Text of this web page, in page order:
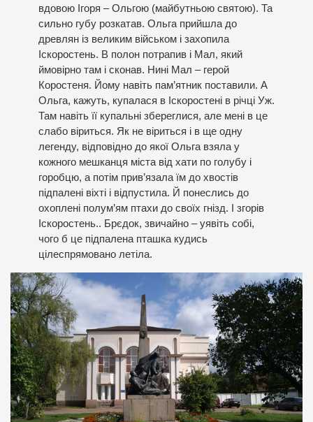
вдовою Ігоря – Ольгою (майбутньою святою). Та
сильно губу розкатав. Ольга прийшла до
древлян із великим військом і захопила
Іскоростень. В полон потрапив і Мал, який
ймовірно там і сконав. Нині Мал – герой
Коростеня. Йому навіть пам’ятник поставили. А
Ольга, кажуть, купалася в Іскоростені в річці Уж.
Там навіть її купальні збереглися, але мені в це
слабо віриться. Як не віриться і в ще одну
легенду, відповідно до якої Ольга взяла у
кожного мешканця міста від хати по голубу і
горобцю, а потім прив’язала їм до хвостів
підпалені віхті і відпустила. Й понеслись до
охоплені полум’ям птахи до своїх гнізд. І згорів
Іскоростень.. Брєдок, звичайно – уявіть собі,
чого б це підпалена пташка кудись
цілеспрямовано летіла.